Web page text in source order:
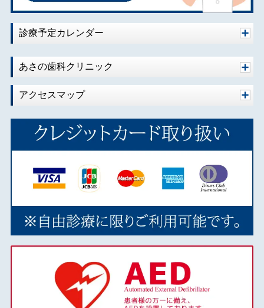
2020年07月
2020年06月
2020年02月
2019年10月
2019年09月
2019年08月
2019年07月
2019年06月
2019年05月
2019年03月
2018年12月
2018年10月
2018年09月
診療予定カレンダー
あさの歯科クリニック
アクセスマップ